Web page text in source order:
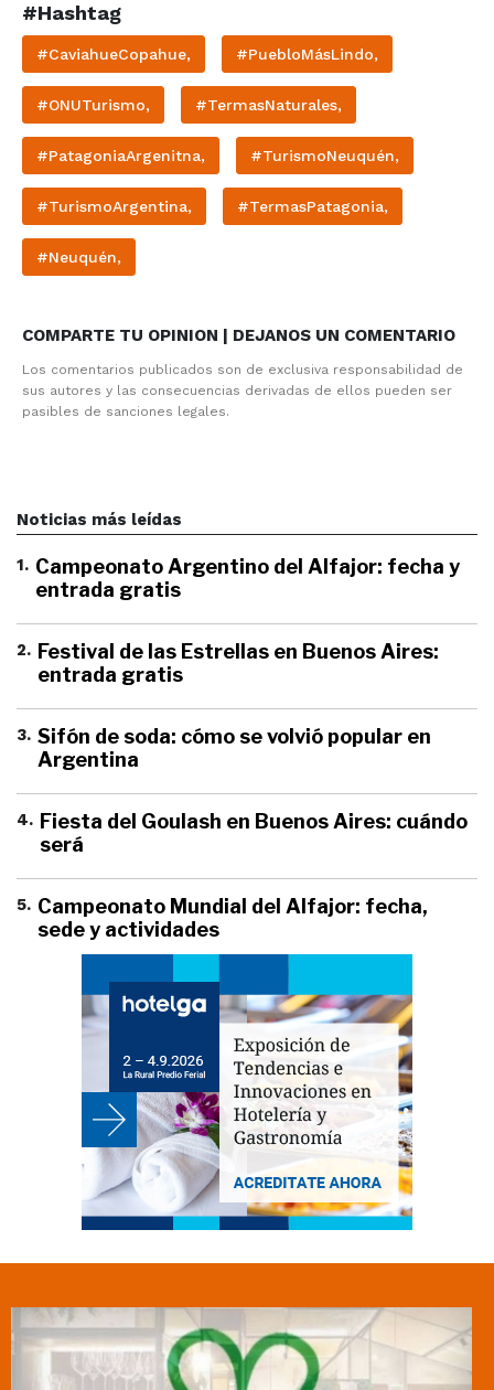
#Hashtag
#CaviahueCopahue, #PuebloMásLindo,
#ONUTurismo, #TermasNaturales,
#PatagoniaArgenitna, #TurismoNeuquén,
#TurismoArgentina, #TermasPatagonia,
#Neuquén,
COMPARTE TU OPINION | DEJANOS UN COMENTARIO
Los comentarios publicados son de exclusiva responsabilidad de
sus autores y las consecuencias derivadas de ellos pueden ser
pasibles de sanciones legales.
Noticias más leídas
1. Campeonato Argentino del Alfajor: fecha y
entrada gratis
2. Festival de las Estrellas en Buenos Aires:
entrada gratis
3. Sifón de soda: cómo se volvió popular en
Argentina
4. Fiesta del Goulash en Buenos Aires: cuándo
será
5. Campeonato Mundial del Alfajor: fecha,
sede y actividades